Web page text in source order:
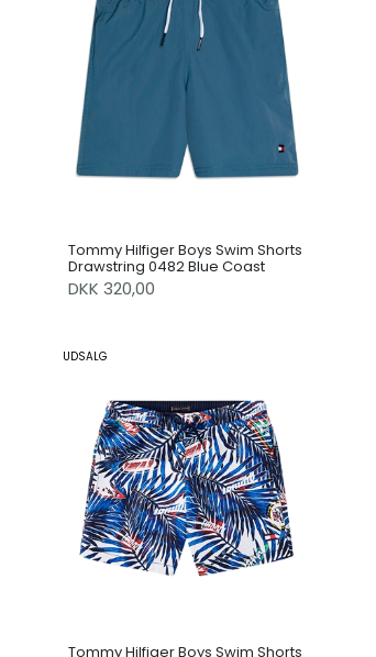
Tommy Hilfiger Boys Swim Shorts
Drawstring 0482 Blue Coast
DKK 320,00
UDSALG
Tommy Hilfiger Boys Swim Shorts